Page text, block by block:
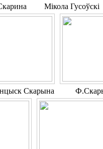
Мікола Гусоўскі
Скарына